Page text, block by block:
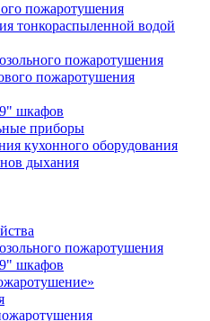
пожаротушения
тонкораспыленной водой
пожаротушения
пожаротушения
шкафов
приборы
кухонного оборудования
дыхания
пожаротушения
шкафов